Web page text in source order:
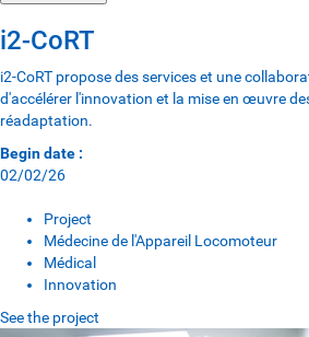
i2-CoRT
i2-CoRT propose des services et une
d'accélérer l'innovation et la mise en œuvre
réadaptation.
Begin date :
02/02/26
Project
Médecine de l'Appareil Locomoteur
Médical
Innovation
See the project